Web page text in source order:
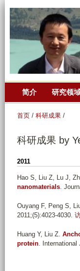
简介 研究领
首页 / 科研成果 /
科研成果 by
2011
Hao S, Liu Z, Lu J,
nanomaterials.
Ouyang F, Peng S,
2011;(5):4023-4030.
Huang Y, Liu Z.
protein. International